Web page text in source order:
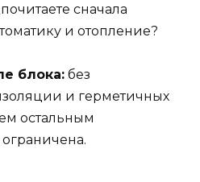
сначала
и отопление?
блока: без
и герметичных
остальным